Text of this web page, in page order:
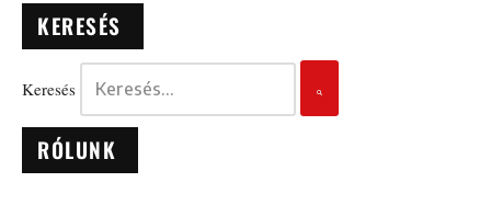
KERESÉS
Keresés
RÓLUNK